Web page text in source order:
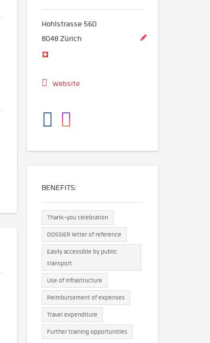
Hohlstrasse 560
8048 Zürich
Website
BENEFITS:
Thank-you celebration
DOSSIER letter of reference
Easily accessible by public
transport
Use of infrastructure
Reimbursement of expenses
Travel expenditure
Further training opportunities